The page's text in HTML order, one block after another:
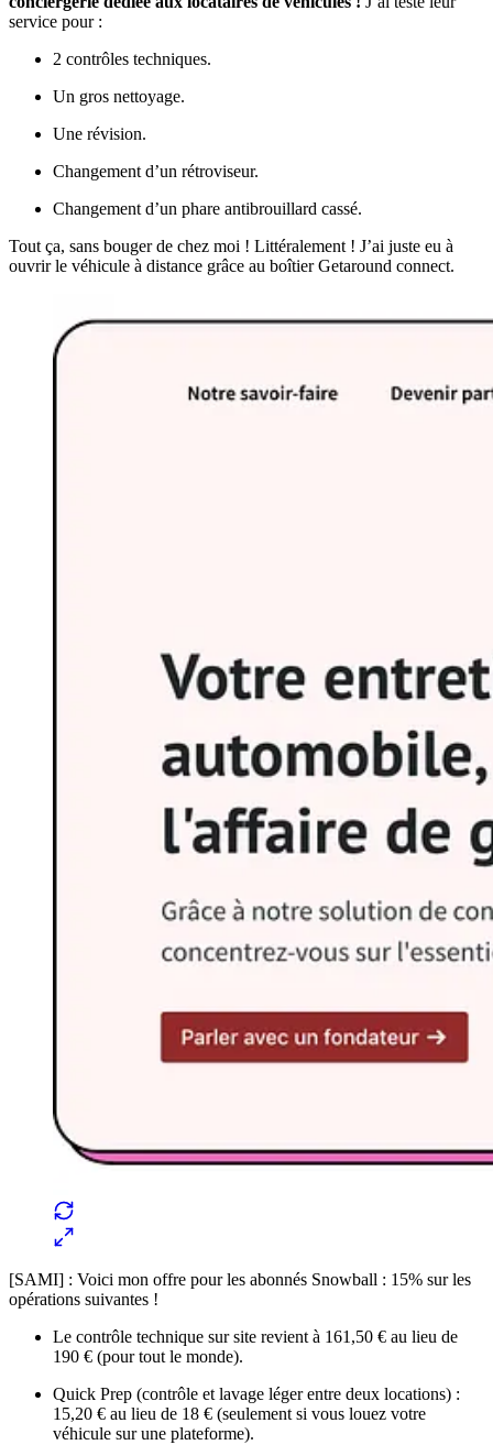
service pour :
2 contrôles techniques.
Un gros nettoyage.
Une révision.
Changement d’un rétroviseur.
Changement d’un phare antibrouillard cassé.
Tout ça, sans bouger de chez moi ! Littéralement ! J’ai juste eu à
ouvrir le véhicule à distance grâce au boîtier Getaround connect.
[SAMI] : Voici mon offre pour les abonnés Snowball : 15% sur les
opérations suivantes !
Le contrôle technique sur site revient à 161,50 € au lieu de
190 € (pour tout le monde).
Quick Prep (contrôle et lavage léger entre deux locations) :
15,20 € au lieu de 18 € (seulement si vous louez votre
véhicule sur une plateforme).